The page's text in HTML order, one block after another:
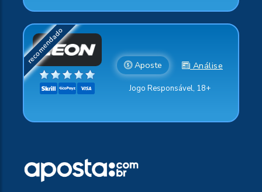
Aposte Análise
Jogo Responsável, 18+